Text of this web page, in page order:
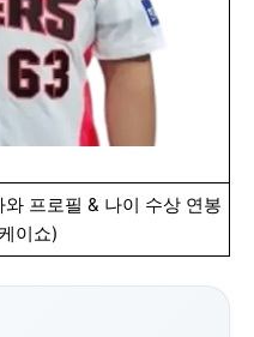
프로필 & 나이 수상 연봉
이쇼)